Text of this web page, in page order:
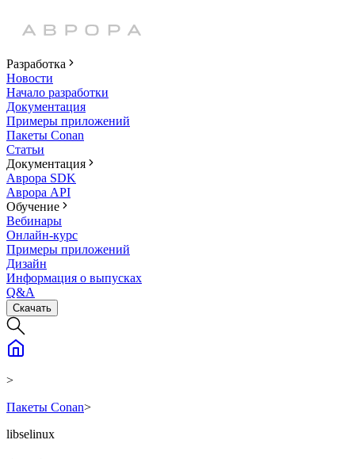
Разработка
Новости
Начало разработки
Документация
Примеры приложений
Пакеты Conan
Статьи
Документация
Аврора SDK
Аврора API
Обучение
Вебинары
Онлайн-курс
Примеры приложений
Дизайн
Информация о выпусках
Q&A
Скачать
>
Пакеты Conan>
libselinux